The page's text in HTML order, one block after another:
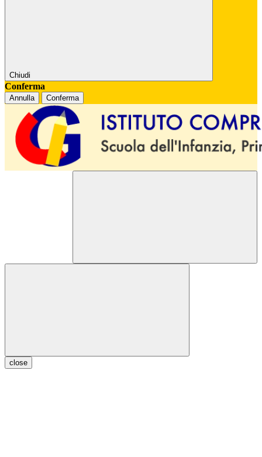
Chiudi
Conferma
Annulla Conferma
close